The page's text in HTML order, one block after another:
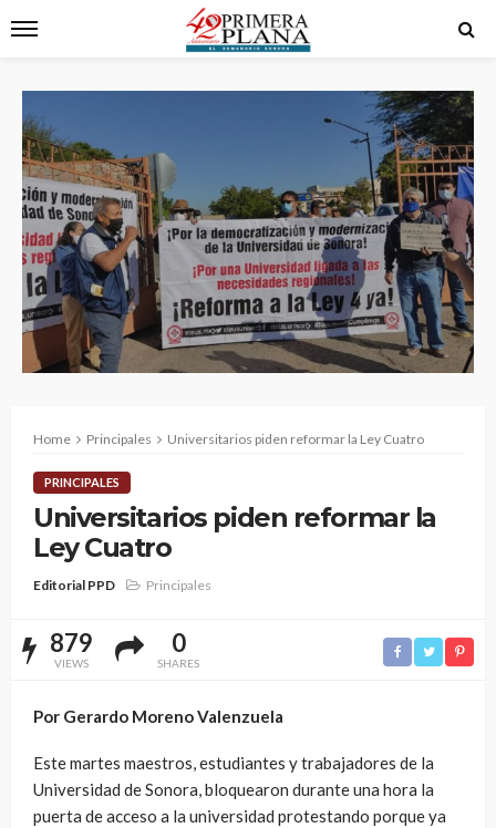
Home Principales Universitarios piden reformar la Ley Cuatro
PRINCIPALES
Universitarios piden reformar la
Ley Cuatro
Editorial PPD Principales
879
VIEWS
0
SHARES
Por Gerardo Moreno Valenzuela
Este martes maestros, estudiantes y trabajadores de la
Universidad de Sonora, bloquearon durante una hora la
puerta de acceso a la universidad protestando porque ya